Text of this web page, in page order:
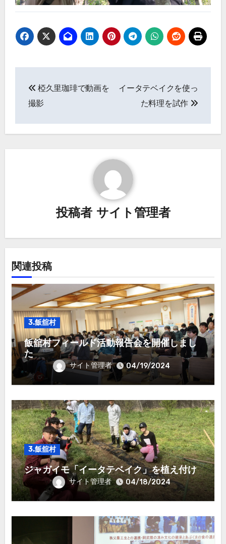
稿
ビ
ン
椏久里珈琲で動画を
撮影
イータテベイクを使っ
た料理を試作
投稿者 サイト管理者
関連投稿
3.飯舘村
飯舘村フィールド活動報告会を開催しまし
た
サイト管理者 04/19/2024
3.飯舘村
ジャガイモ「イータテベイク」を植え付け
サイト管理者 04/18/2024